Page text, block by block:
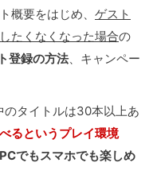
概要をはじめ、 ゲスト
たくなくなった場合の
登録の方法、キャンペー
のタイトルは30本以上あ
るというプレイ環境
PCでもスマホでも楽しめ